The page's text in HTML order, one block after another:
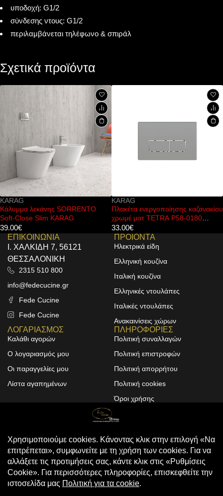
υποδοχή: G1/2
σύνδεσης ντους: G1/2
περιλαμβάνεται τηλέφωνο & σπιράλ
Σχετικά προϊόντα
SORRENTO
KARAG
Πλακέτα ενεργοποίησης καζανακίου
χρωμέ ματ TETRA P58-0180
Κεφαλή
PRAXIS
ΕΠΙΚΟΙΝΩΝΙΑ
Ι. ΧΑΛΚΙΔΗ 7, 56121
ΘΕΣΣΑΛΟΝΙΚΗ
2315 510 800
info@fedecucine.gr
Fede Cucine
Fede Cucine
ΠΡΟΙΟΝΤΑ
Ηλεκτρικά είδη
Ελληνική κουζίνα
Ιταλική κουζίνα
Ελληνικές ντουλάπες
Ιταλικές ντουλάπες
Ανακαινίσεις χώρων
ΛΟΓΑΡΙΑΣΜΟΣ
Καλάθι αγορών
Ο λογαριασμός μου
Οι παραγγελίες μου
Λίστα αγαπημένων
ΠΛΗΡΟΦΟΡΙΕΣ
Πολιτική συναλλαγών
Πολιτική επιστροφών
Πολιτική απορρήτου
Πολιτική cookies
Όροι χρήσης
© 2025 FEDE CUCINE
. All Rights
Reserved
Design & Development by
ALPHA DESIGNERS
Compare (0)